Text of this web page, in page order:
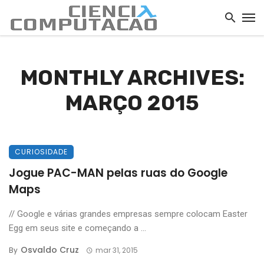
MONTHLY ARCHIVES:
MARÇO 2015
CURIOSIDADE
Jogue PAC-MAN pelas ruas do Google
Maps
// Google e várias grandes empresas sempre colocam Easter
Egg em seus site e começando a ...
By Osvaldo Cruz mar 31, 2015